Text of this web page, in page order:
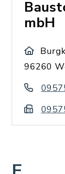
mbH
96260